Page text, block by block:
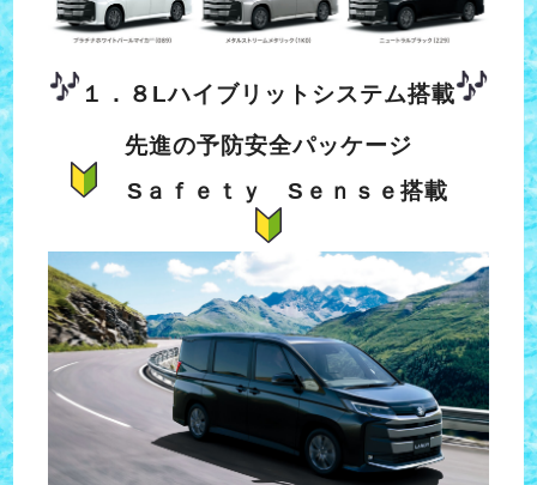
１．８Lハイブリットシステム搭載
先進の予防安全パッケージ
Sａｆｅｔｙ Sｅｎｓｅ搭載